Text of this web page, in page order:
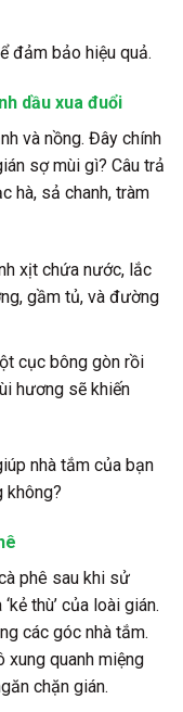
đảm bảo hiệu quả.
dầu xua đuổi
và nồng. Đây chính
sợ mùi gì? Câu trả
hà, sả chanh, tràm
xịt chứa nước, lắc
gầm tủ, và đường
cục bông gòn rồi
hương sẽ khiến
nhà tắm của bạn
không?
phê sau khi sử
thù’ của loài gián.
các góc nhà tắm.
xung quanh miệng
chặn gián.